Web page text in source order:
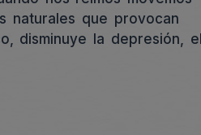
naturales que provocan
disminuye la depresión,